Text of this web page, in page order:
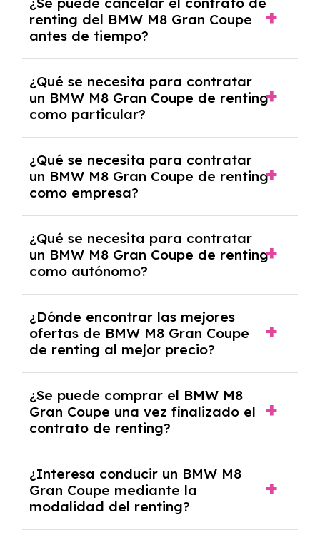
tendrás que pagar ningún tipo de entrada
salvo en casos que lo exija el proveedor
debido al resultado del estudio de viabilidad
económica.
renting del BMW M8 Gran Coupe
antes de tiempo?
pero puede haber penalizaciones por
cancelación anticipada. Es importante revisar
las condiciones del contrato y hablar con un
experto que te asesore.
¿Qué se necesita para contratar
un BMW M8 Gran Coupe de renting
como particular?
y, en algunos casos, una consulta de solvencia
crediticia y un pago inicial.
¿Qué se necesita para contratar
un BMW M8 Gran Coupe de renting
como empresa?
documentación financiera y, en algunos
casos, un informe de solvencia de la empresa
y un pago inicial.
¿Qué se necesita para contratar
un BMW M8 Gran Coupe de renting
como autónomo?
autónomos, justificante de ingresos y, en
algunos casos, un informe fiscal y un pago
inicial.
¿Dónde encontrar las mejores
ofertas de BMW M8 Gran Coupe
de renting al mejor precio?
mejores ofertas de vehículos de renting con
todos los gastos incluidos y sin pagar
entradas.
¿Se puede comprar el BMW M8
Gran Coupe una vez finalizado el
contrato de renting?
renting se puede adquirir el coche. En este
caso tendrán que analizar los años, la
cantidad de kilómetros recorridos y el coste
del mercado actual.
¿Interesa conducir un BMW M8
Gran Coupe mediante la
modalidad del renting?